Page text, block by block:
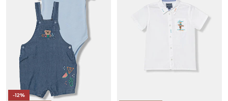
-12%